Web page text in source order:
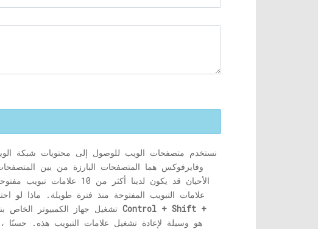
وفايرفوكس هما المتصفحات البارزة من بين
الأحيان قد يكون لدينا
علامات التبويب المفتوحة منذ فترة طويلة. ماذا لو
Control + Shift +